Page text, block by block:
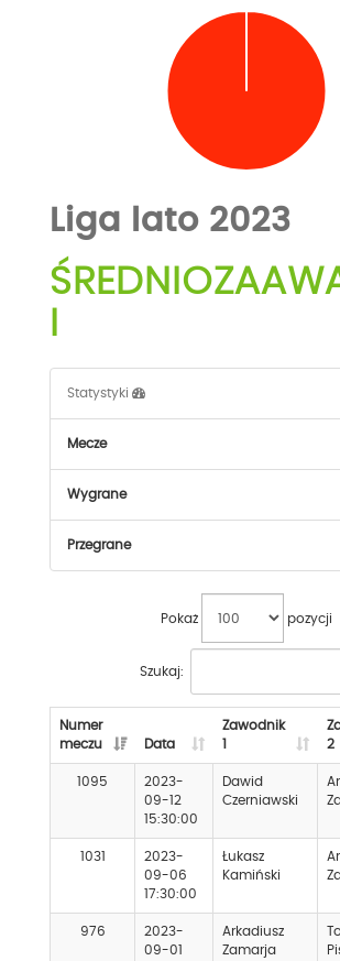
Liga lato 2023
Statystyki
Mecze
Wygrane
Przegrane
Pokaż pozycji
Szukaj:
Numer
meczu
Data
Zawodnik
1
2
1095
2023-
09-12
15:30:00
Dawid
Czerniawski
1031
2023-
09-06
17:30:00
Łukasz
Kamiński
976
2023-
09-01
Arkadiusz
Zamarja